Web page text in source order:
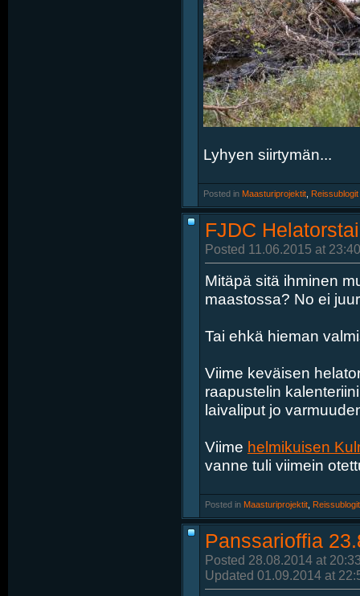
Lyhyen siirtymän...
Posted in Maasturiprojektit Reissublogit
FJDC
Posted 11.06.2015 at
Mitäpä sitä ihminen
maastossa? No ei
Tai ehkä hieman
Viime keväisen
raapustelin
laivaliput jo
Viime helmikuisen
vanne tuli viimein
Posted in Maasturiprojektit Reissublogit
Panssarioffia
Posted 28.08.2014 at
Updated 01.09.2014 at